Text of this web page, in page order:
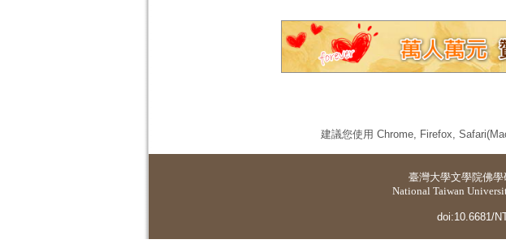
建議您使用 Chrome, Firefox,
臺灣大學文學院佛
National Taiwan
doi:10.6681/